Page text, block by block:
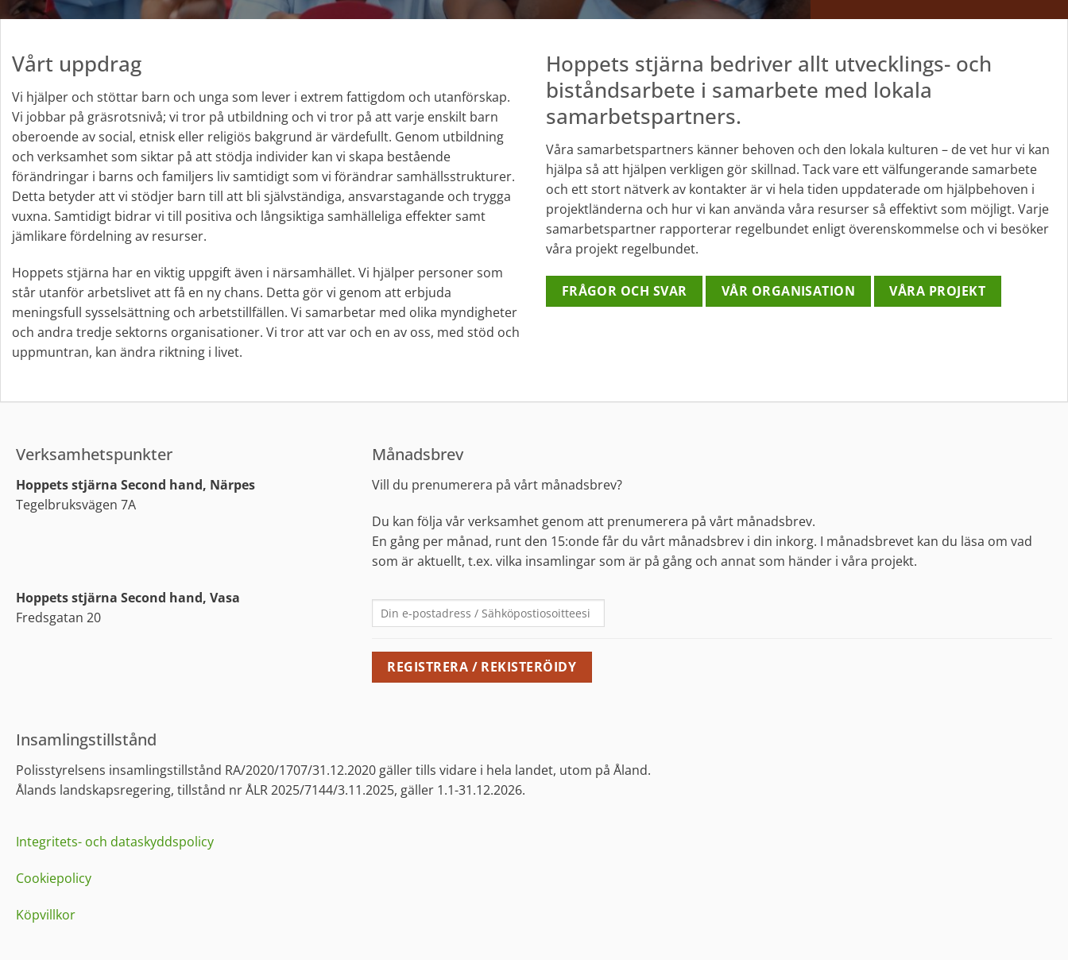
Vårt uppdrag
Vi hjälper och stöttar barn och unga som lever i extrem fattigdom och utanförskap.
Vi jobbar på gräsrotsnivå; vi tror på utbildning och vi tror på att varje enskilt barn
oberoende av social, etnisk eller religiös bakgrund är värdefullt. Genom utbildning
och verksamhet som siktar på att stödja individer kan vi skapa bestående
förändringar i barns och familjers liv samtidigt som vi förändrar samhällsstrukturer.
Detta betyder att vi stödjer barn till att bli självständiga, ansvarstagande och trygga
vuxna. Samtidigt bidrar vi till positiva och långsiktiga samhälleliga effekter samt
jämlikare fördelning av resurser.
Hoppets stjärna har en viktig uppgift även i närsamhället. Vi hjälper personer som
står utanför arbetslivet att få en ny chans. Detta gör vi genom att erbjuda
meningsfull sysselsättning och arbetstillfällen. Vi samarbetar med olika myndigheter
och andra tredje sektorns organisationer. Vi tror att var och en av oss, med stöd och
uppmuntran, kan ändra riktning i livet.
Hoppets stjärna bedriver allt utvecklings- och
biståndsarbete i samarbete med lokala
samarbetspartners.
Våra samarbetspartners känner behoven och den lokala kulturen – de vet hur vi kan
hjälpa så att hjälpen verkligen gör skillnad. Tack vare ett välfungerande samarbete
och ett stort nätverk av kontakter är vi hela tiden uppdaterade om hjälpbehoven i
projektländerna och hur vi kan använda våra resurser så effektivt som möjligt. Varje
samarbetspartner rapporterar regelbundet enligt överenskommelse och vi besöker
våra projekt regelbundet.
FRÅGOR OCH SVAR VÅR ORGANISATION VÅRA PROJEKT
Verksamhetspunkter
Hoppets stjärna Second hand, Närpes
Tegelbruksvägen 7A
Hoppets stjärna Second hand, Vasa
Fredsgatan 20
Månadsbrev
Vill du prenumerera på vårt månadsbrev?
Du kan följa vår verksamhet genom att prenumerera på vårt månadsbrev.
En gång per månad, runt den 15:onde får du vårt månadsbrev i din inkorg. I månadsbrevet kan du läsa om vad
som är aktuellt, t.ex. vilka insamlingar som är på gång och annat som händer i våra projekt.
Insamlingstillstånd
Polisstyrelsens insamlingstillstånd RA/2020/1707/31.12.2020 gäller tills vidare i hela landet, utom på Åland.
Ålands landskapsregering, tillstånd nr ÅLR 2025/7144/3.11.2025, gäller 1.1-31.12.2026.
Integritets- och dataskyddspolicy
Cookiepolicy
Köpvillkor